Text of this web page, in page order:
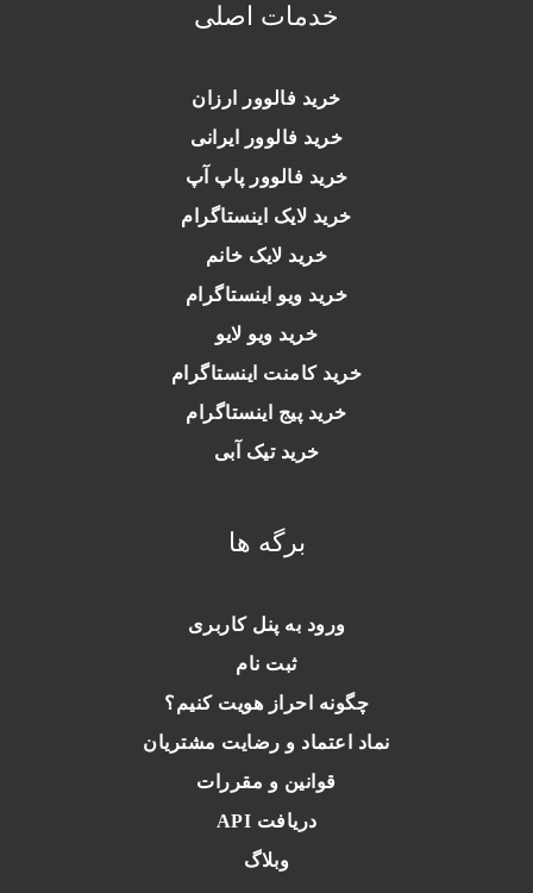
خدمات اصلی
خرید فالوور ارزان
خرید فالوور ایرانی
خرید فالوور پاپ آپ
خرید لایک اینستاگرام
خرید لایک خانم
خرید ویو اینستاگرام
خرید ویو لایو
خرید کامنت اینستاگرام
خرید پیج اینستاگرام
خرید تیک آبی
برگه ها
ورود به پنل کاربری
ثبت نام
چگونه احراز هویت کنیم؟
نماد اعتماد و رضایت مشتریان
قوانین و مقررات
دریافت API
وبلاگ